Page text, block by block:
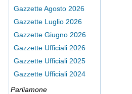
Gazzette Agosto 2026
Gazzette Luglio 2026
Gazzette Giugno 2026
Gazzette Ufficiali 2026
Gazzette Ufficiali 2025
Gazzette Ufficiali 2024
Parliamone